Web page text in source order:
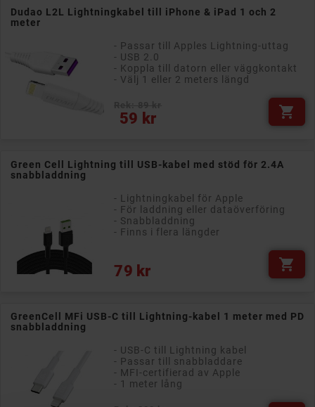
Dudao L2L Lightningkabel till iPhone & iPad 1 och 2
meter
- Passar till Apples Lightning-uttag
- USB 2.0
- Koppla till datorn eller väggkontakt
- Välj 1 eller 2 meters längd
59 kr
Pris 
Green Cell Lightning till USB-kabel med stöd för 2.4A
snabbladdning
- Lightningkabel för Apple
- För laddning eller dataöverföring
- Snabbladdning
- Finns i flera längder
79 kr
Pris 
GreenCell MFi USB-C till Lightning-kabel 1 meter med PD
snabbladdning
- USB-C till Lightning kabel
- Passar till snabbladdare
- MFI-certifierad av Apple
- 1 meter lång